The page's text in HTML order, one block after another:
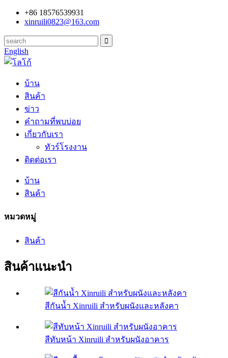
+86 18576539931
xinruili0823@163.com
English
บ้าน
สินค้า
ข่าว
คำถามที่พบบ่อย
เกี่ยวกับเรา
ทัวร์โรงงาน
ติดต่อเรา
บ้าน
สินค้า
หมวดหมู่
สินค้า
สินค้าแนะนำ
สีกันน้ำ Xinruili สำหรับผนังและหลังคา
สีทับหน้า Xinruili สำหรับผนังอาคาร